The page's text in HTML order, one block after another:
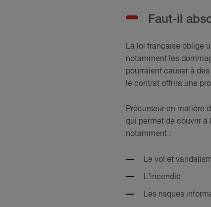
Faut-il
La loi française oblige
notamment les
pourraient causer à
le contrat offrira une
Précurseur en matière
qui permet de couvrir à
notamment :
Le vol et
L’incendie
Les risques